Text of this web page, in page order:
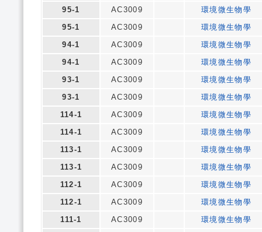
95-1
AC3009
環境微生物學
95-1
AC3009
環境微生物學
94-1
AC3009
環境微生物學
94-1
AC3009
環境微生物學
93-1
AC3009
環境微生物學
93-1
AC3009
環境微生物學
114-1
AC3009
環境微生物學
114-1
AC3009
環境微生物學
113-1
AC3009
環境微生物學
113-1
AC3009
環境微生物學
112-1
AC3009
環境微生物學
112-1
AC3009
環境微生物學
111-1
AC3009
環境微生物學